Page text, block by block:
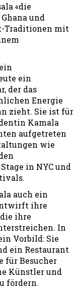
«die
und
Traditionen mit
ein
der das
Energie
zieht. Sie ist für
Kamala
aufgetreten
wie
in NYC und
auch ein
ihre
ihre
In
Vorbild: Sie
ein Restaurant
für Besucher
Künstler und
fördern.